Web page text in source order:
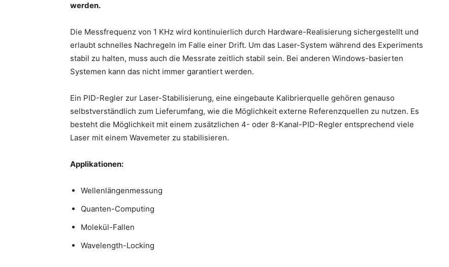
werden.
Die Messfrequenz von 1 KHz wird kontinuierlich durch Hardware-Realisierung sichergestellt und
erlaubt schnelles Nachregeln im Falle einer Drift. Um das Laser-System während des Experiments
stabil zu halten, muss auch die Messrate zeitlich stabil sein. Bei anderen Windows-basierten
Systemen kann das nicht immer garantiert werden.
Ein PID-Regler zur Laser-Stabilisierung, eine eingebaute Kalibrierquelle gehören genauso
selbstverständlich zum Lieferumfang, wie die Möglichkeit externe Referenzquellen zu nutzen. Es
besteht die Möglichkeit mit einem zusätzlichen 4- oder 8-Kanal-PID-Regler entsprechend viele
Laser mit einem Wavemeter zu stabilisieren.
Applikationen:
Wellenlängenmessung
Quanten-Computing
Molekül-Fallen
Wavelength-Locking